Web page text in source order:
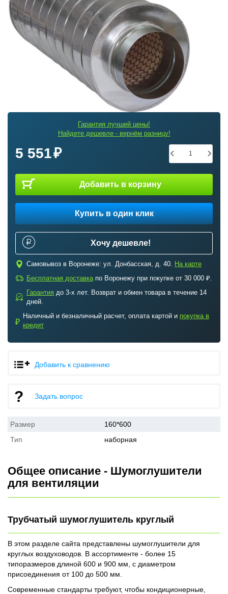
Гарантия лучшей цены!
Найдете дешевле - вернём разницу!
5 551
Добавить в корзину
Купить в один клик
Хочу дешевле!
c Самовывоз в Воронеже: ул. Донбасская, д. 40. На карте
a Бесплатная доставкапо Воронежу при покупке от 30 000 ₽.
b
Гарантия до 3-х лет. Возврат и обмен товара в течение 14
дней.
₽
Наличный и безналичный расчет, оплата картой и покупка в
кредит
Добавить к сравнению
Задать вопрос
Размер
160*600
Тип
наборная
Общее описание - Шумоглушители
для вентиляции
Трубчатый шумоглушитель круглый
В этом разделе сайта представлены шумоглушители для
круглых воздуховодов. В ассортименте - более 15
типоразмеров длиной 600 и 900 мм, с диаметром
присоединения от 100 до 500 мм.
Современные стандарты требуют, чтобы кондиционерные,